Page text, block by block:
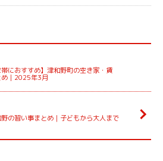
帯におすすめ】津和野町の空き家・賃
め｜2025年3月
の習い事まとめ｜子どもから大人まで